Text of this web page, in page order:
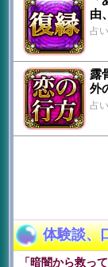
由
占
露
外
占
体験談、
「暗闇から救っ